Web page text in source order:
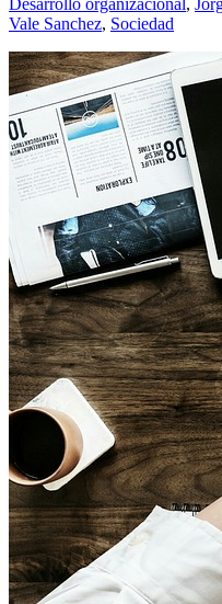
Vale Sanchez, Sociedad